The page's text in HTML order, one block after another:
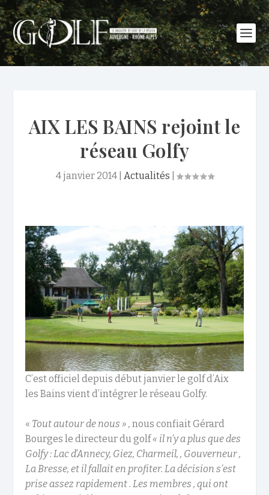
AIX LES BAINS rejoint le
réseau Golfy
4 janvier 2014| Actualités
C’est officiel depuis début janvier le golf d’Aix
les Bains vient d’intégrer le réseau Golfy.
« Tout autour de nous » ,nous confiait Gérard
Bourges le directeur du golf« il n’y a plus que des
Golfy : Lac d’Annecy, Giez, Charmeil, , Gouverneur ,
La Bresse, et il fallait en profiter. La décision s’est
prise assez rapidement . Les membres , qui ont